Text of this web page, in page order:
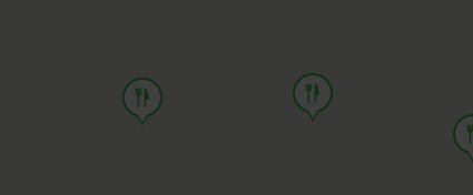
food
food